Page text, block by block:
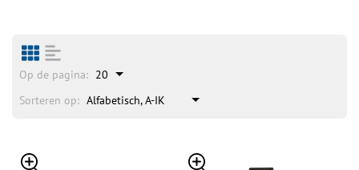
Op de pagina: 20
Sorteren op: Alfabetisch, A-IK